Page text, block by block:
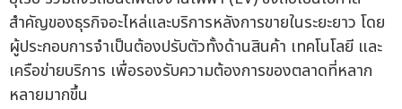
สำคัญของธุรกิจอะไหล่และบริการหลังการขายในระยะยาว โดย
ผู้ประกอบการจำเป็นต้องปรับตัวทั้งด้านสินค้า เทคโนโลยี และ
เครือข่ายบริการ เพื่อรองรับความต้องการของตลาดที่หลาก
หลายมากขึ้น